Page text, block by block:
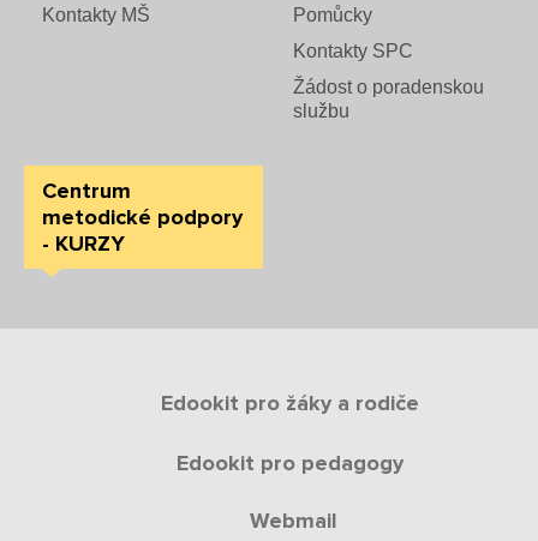
Kontakty MŠ
Pomůcky
Kontakty SPC
Žádost o poradenskou
službu
Centrum
metodické podpory
- KURZY
Edookit pro žáky a rodiče
Edookit pro pedagogy
Webmail